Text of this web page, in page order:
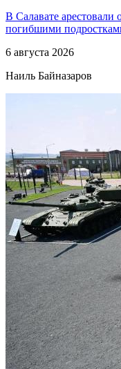
В Салавате
погибшими
6 августа 2026
Наиль Байназаров